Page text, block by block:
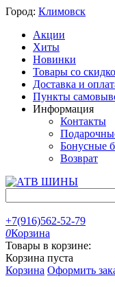
Город: Климовск
Акции
Хиты
Новинки
Товары со
Доставка и
Пункты
Информация
Контакты
Бонусные
Возврат
+7(916)562-52-79
0Корзина
Товары в корзине:
Корзина пуста
Корзина Оформить